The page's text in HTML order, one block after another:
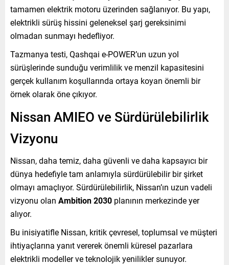
tamamen elektrik motoru üzerinden sağlanıyor. Bu yapı,
elektrikli sürüş hissini geleneksel şarj gereksinimi
olmadan sunmayı hedefliyor.
Tazmanya testi, Qashqai e-POWER’un uzun yol
sürüşlerinde sunduğu verimlilik ve menzil kapasitesini
gerçek kullanım koşullarında ortaya koyan önemli bir
örnek olarak öne çıkıyor.
Nissan AMIEO ve Sürdürülebilirlik
Vizyonu
Nissan, daha temiz, daha güvenli ve daha kapsayıcı bir
dünya hedefiyle tam anlamıyla sürdürülebilir bir şirket
olmayı amaçlıyor. Sürdürülebilirlik, Nissan’ın uzun vadeli
vizyonu olan Ambition 2030 planının merkezinde yer
alıyor.
Bu inisiyatifle Nissan, kritik çevresel, toplumsal ve müşteri
ihtiyaçlarına yanıt vererek önemli küresel pazarlara
elektrikli modeller ve teknolojik yenilikler sunuyor.